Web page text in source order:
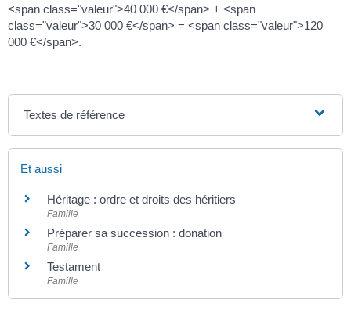
<span class="valeur">40 000 €</span> + <span
class="valeur">30 000 €</span> = <span class="valeur">120
000 €</span>.
Textes de référence
Et aussi
Héritage : ordre et droits des héritiers
Famille
Préparer sa succession : donation
Famille
Testament
Famille